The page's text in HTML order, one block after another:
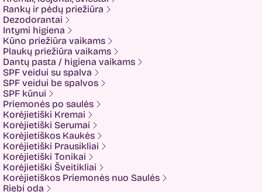
Imbue.
INOAR
Isntree
IUNIK
K-MOM
Kadus Professional
Keenwell
KLERADERM
KOSE
Kyra
LANEIGE
Look At Me
Luvum
LYL
Mancera
MEDI-PEEL
Medicube
MESOTECH
Rankų ir pėdų priežiūra
Dezodorantai
Intymi higiena
Kūno priežiūra vaikams
Plaukų priežiūra vaikams
Dantų pasta / higiena vaikams
SPF veidui su spalva
SPF veidui be spalvos
SPF kūnui
Priemonės po saulės
Korėjietiški Kremai
Korėjietiški Serumai
Korėjietiškos Kaukės
Korėjietiški Prausikliai
Korėjietiški Tonikai
Korėjietiški Šveitikliai
Korėjietiškos Priemonės nuo Saulės
Riebi oda